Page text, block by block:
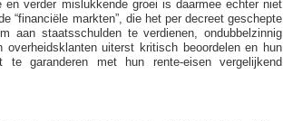
verder mislukkende groei is daarmee echter niet
“financiële markten”, die het per decreet geschepte
aan staatsschulden te verdienen, ondubbelzinnig
overheidsklanten uiterst kritisch beoordelen en hun
garanderen met hun rente-eisen vergelijkend